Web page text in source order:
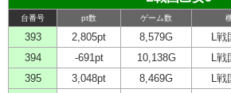
台番号 pt数 ゲーム数
393 2,805pt 8,579G L戦
394
-691pt 10,138G L戦
395
3,048pt 8,469G L戦